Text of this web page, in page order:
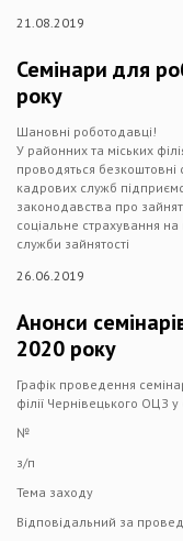
21.08.2019
Семінари для
року
Шановні роботодавці!
У районних та міських
проводяться безкоштовні
кадрових служб
законодавства про
соціальне страхування
служби зайнятості
26.06.2019
Анонси
2020 року
Графік проведення
філії Чернівецького ОЦЗ у
№
з/п
Тема заходу
Відповідальний за